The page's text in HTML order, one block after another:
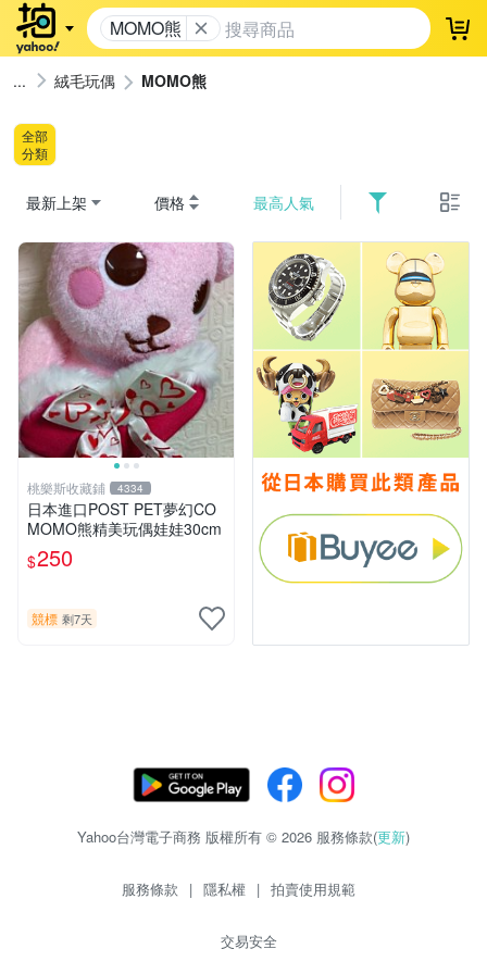
MOMO熊 登
絨毛玩偶 MOMO熊
全部
分類
最新上架 價格 最高人氣
桃樂斯收藏鋪 4334
日本進口POST PET夢幻CO
MOMO熊精美玩偶娃娃30cm
$250
競標 剩7天
Yahoo台灣電子商務 版權所有 © 2026 服務條款(更新)
服務條款 | 隱私權 | 拍賣使用規範
交易安全